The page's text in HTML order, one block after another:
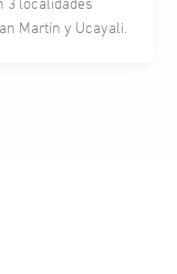
3 localidades
Martín y Ucayali.